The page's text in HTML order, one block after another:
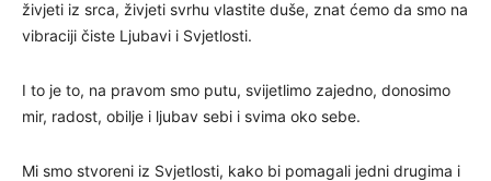
živjeti iz srca, živjeti svrhu vlastite duše, znat ćemo da smo na
vibraciji čiste Ljubavi i Svjetlosti.
I to je to, na pravom smo putu, svijetlimo zajedno, donosimo
mir, radost, obilje i ljubav sebi i svima oko sebe.
Mi smo stvoreni iz Svjetlosti, kako bi pomagali jedni drugima i